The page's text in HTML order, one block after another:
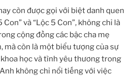
còn được gọi với biệt danh quen
và “Lộc 5 Con”, không chỉ là
cộng đồng các bậc cha mẹ
mà còn là một biểu tượng của sự
học và tình yêu thương trong
không chỉ nổi tiếng với việc